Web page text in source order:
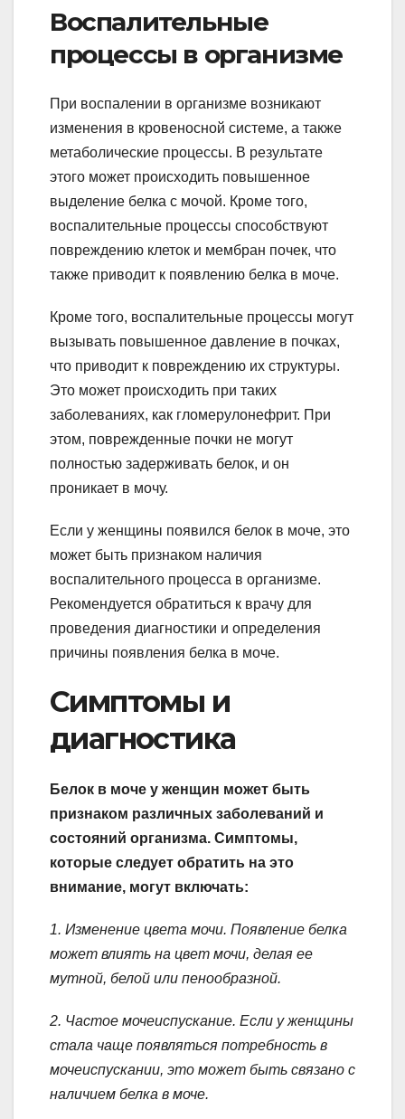
Воспалительные
процессы в организме
При воспалении в организме возникают
изменения в кровеносной системе, а также
метаболические процессы. В результате
этого может происходить повышенное
выделение белка с мочой. Кроме того,
воспалительные процессы способствуют
повреждению клеток и мембран почек, что
также приводит к появлению белка в моче.
Кроме того, воспалительные процессы могут
вызывать повышенное давление в почках,
что приводит к повреждению их структуры.
Это может происходить при таких
заболеваниях, как гломерулонефрит. При
этом, поврежденные почки не могут
полностью задерживать белок, и он
проникает в мочу.
Если у женщины появился белок в моче, это
может быть признаком наличия
воспалительного процесса в организме.
Рекомендуется обратиться к врачу для
проведения диагностики и определения
причины появления белка в моче.
Симптомы и
диагностика
Белок в моче у женщин может быть
признаком различных заболеваний и
состояний организма. Симптомы,
которые следует обратить на это
внимание, могут включать:
1. Изменение цвета мочи. Появление белка
может влиять на цвет мочи, делая ее
мутной, белой или пенообразной.
2. Частое мочеиспускание. Если у женщины
стала чаще появляться потребность в
мочеиспускании, это может быть связано с
наличием белка в моче.